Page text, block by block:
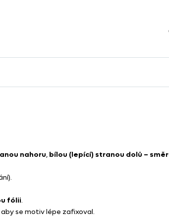
nahoru, bílou (lepící) stranou dolů –
fólii.
aby se motiv lépe zafixoval.